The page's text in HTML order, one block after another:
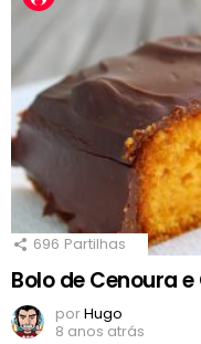
696 Partilhas
Bolo de Cenoura
porHugo
8 anos atrás